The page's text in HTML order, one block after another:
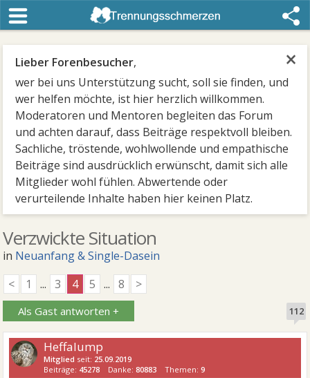
×
Lieber Forenbesucher,
wer bei uns Unterstützung sucht, soll sie finden, und
wer helfen möchte, ist hier herzlich willkommen.
Moderatoren und Mentoren begleiten das Forum
und achten darauf, dass Beiträge respektvoll bleiben.
Sachliche, tröstende, wohlwollende und empathische
Beiträge sind ausdrücklich erwünscht, damit sich alle
Mitglieder wohl fühlen. Abwertende oder
verurteilende Inhalte haben hier keinen Platz.
Verzwickte Situation
in Neuanfang & Single-Dasein
<
1 ... 3 4 5 ... 8 >
Als Gast antworten + 112
Heffalump
Mitglied seit: 25.09.2019
Beiträge: 45278 Danke:80883 Themen:9